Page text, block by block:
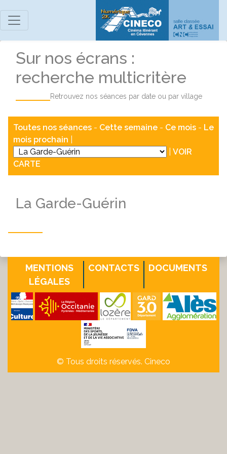
Sur nos écrans :
recherche multicritère
Retrouvez nos séances par date ou par village
Toutes nos séances - Cette semaine - Ce mois - Le
mois prochain
VOIR
CARTE
La Garde-Guérin
MENTIONS
LÉGALES
CONTACTS DOCUMENTS
© Tous droits réservés. Cineco